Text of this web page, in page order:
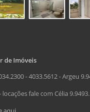
de Imóveis
- 4033.5612 - Argeu
locações fale com Célia